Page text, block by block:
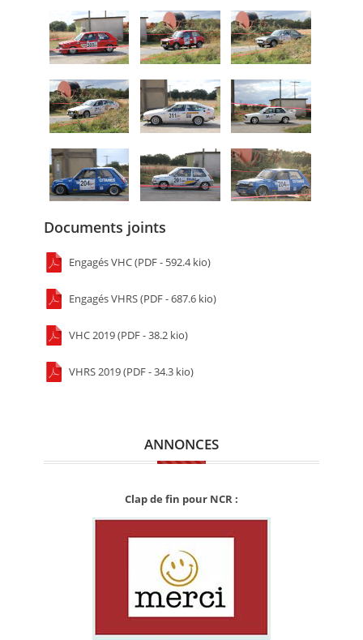
Documents joints
Engagés VHC (PDF - 592.4 kio)
Engagés VHRS (PDF - 687.6 kio)
VHC 2019 (PDF - 38.2 kio)
VHRS 2019 (PDF - 34.3 kio)
ANNONCES
Clap de fin pour NCR :